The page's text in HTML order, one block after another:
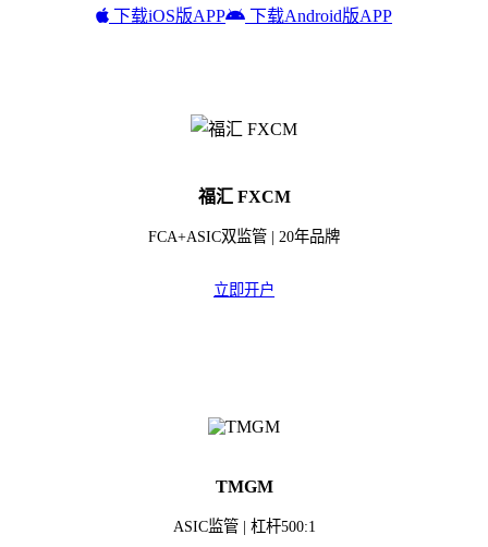
下载iOS版APP 下载Android版APP
福汇 FXCM
FCA+ASIC双监管 | 20年品牌
立即开户
TMGM
ASIC监管 | 杠杆500:1